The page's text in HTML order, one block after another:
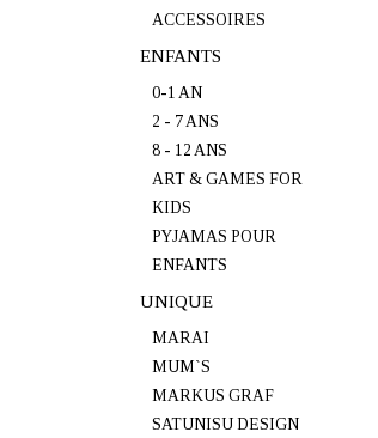
ACCESSOIRES
ENFANTS
0-1 AN
2 - 7 ANS
8 - 12 ANS
ART & GAMES FOR
KIDS
PYJAMAS POUR
ENFANTS
UNIQUE
MARAI
MUM`S
MARKUS GRAF
SATUNISU DESIGN